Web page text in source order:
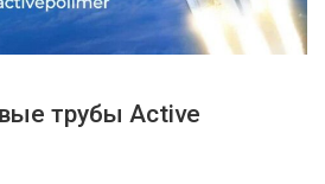
трубы Active